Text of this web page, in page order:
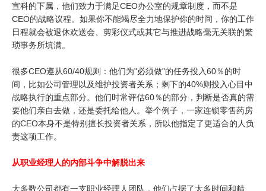
宣科的下属，他们致力于满足CEO办公室的规章制度，而不是
CEO的战略议程。如果你不能竭尽全力地保护你的时间，你的工作
日程就会被退休欢送会、剪彩仪式或其它与推进战略毫无关联的繁
琐事务所填满。
很多CEO遵从60/40规则：他们为"必须做"的任务投入60％的时
间，比如公司管理以及维护投资者关系；剩下的40%则投入心目中
战略执行的重点部分。他们时常评估60％的部分，判断是否真的需
要他们亲自去做，还是委托给他人。举个例子，一家连锁零售药房
的CEO本身不是特别擅长投资者关系，所以他指定了更适合的人负
责这项工作。
从职业经理人的内部斗争中解脱出来
大多数公司都有一支职业经理人团队，他们占据了太多时间和精